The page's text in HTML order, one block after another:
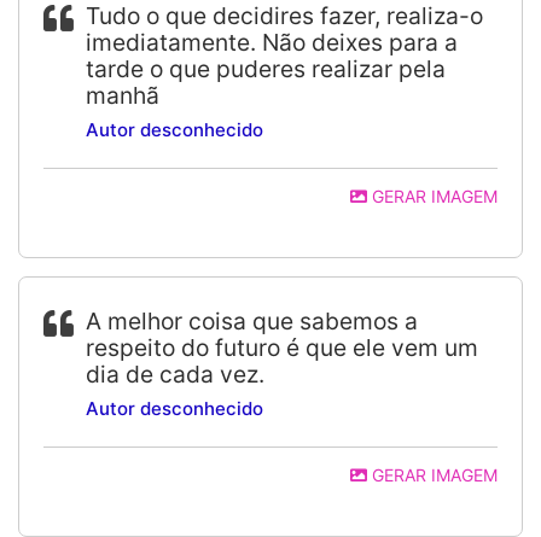
Tudo o que decidires fazer, realiza-o
imediatamente. Não deixes para a
tarde o que puderes realizar pela
manhã
Autor desconhecido
GERAR IMAGEM
A melhor coisa que sabemos a
respeito do futuro é que ele vem um
dia de cada vez.
Autor desconhecido
GERAR IMAGEM